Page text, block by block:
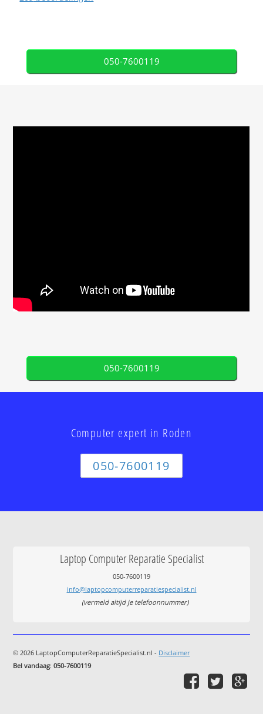
050-7600119
050-7600119
Computer expert in Roden
050-7600119
Laptop Computer Reparatie Specialist
050-7600119
info@laptopcomputerreparatiespecialist.nl
(vermeld altijd je telefoonnummer)
© 2026 LaptopComputerReparatieSpecialist.nl - Disclaimer
Bel vandaag:050-7600119